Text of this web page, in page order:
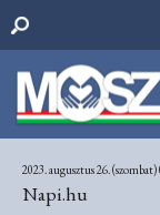
2023. augusztus 26. (szombat)
Napi.hu